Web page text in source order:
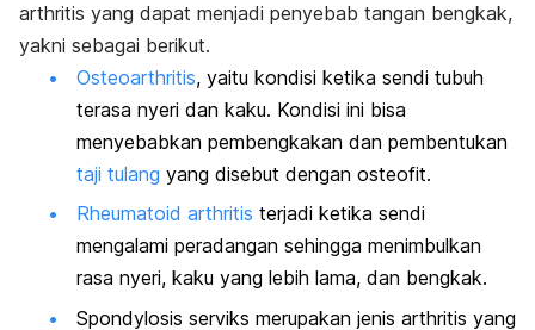
arthritis yang dapat menjadi penyebab tangan bengkak,
yakni sebagai berikut.
Osteoarthritis, yaitu kondisi ketika sendi tubuh
terasa nyeri dan kaku. Kondisi ini bisa
menyebabkan pembengkakan dan pembentukan
taji tulang yang disebut dengan osteofit.
Rheumatoid arthritis terjadi ketika sendi
mengalami peradangan sehingga menimbulkan
rasa nyeri, kaku yang lebih lama, dan bengkak.
Spondylosis serviks merupakan jenis arthritis yang